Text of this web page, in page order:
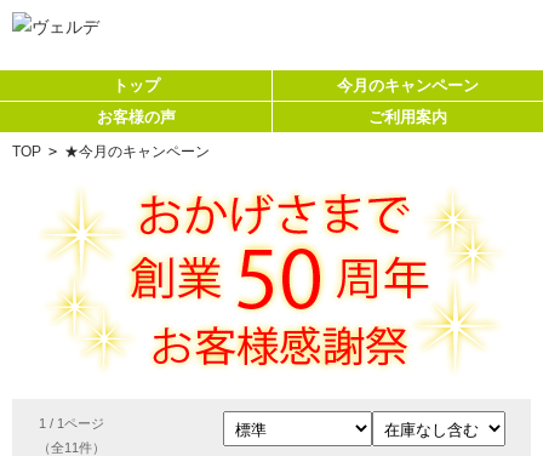
トップ
今月のキャンペーン
お客様の声
ご利用案内
TOP > ★今月のキャンペーン
1 / 1ページ
（全11件）